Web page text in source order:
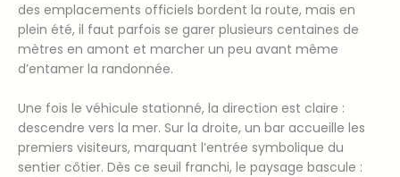
des emplacements officiels bordent la route, mais en
plein été, il faut parfois se garer plusieurs centaines de
mètres en amont et marcher un peu avant même
d’entamer la randonnée.
Une fois le véhicule stationné, la direction est claire :
descendre vers la mer. Sur la droite, un bar accueille les
premiers visiteurs, marquant l’entrée symbolique du
sentier côtier. Dès ce seuil franchi, le paysage bascule :